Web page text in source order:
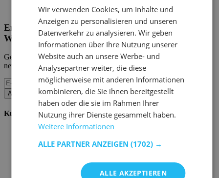
Home Emob|Mein Konto
Erhalten Sie unsere neuen Kollektionen und
Werbeaktionen.
Geben Sie uns Ihre E-Mail und Sie werden monatlich über die
neuesten Ereignisse informiert.
Abonnieren
Kundenservice
Zahlungsmöglichkeiten
Stornieren oder retournieren
Wir verwenden Cookies, um Inhalte und
Anzeigen zu personalisieren und unseren
Datenverkehr zu analysieren. Wir geben
Informationen über Ihre Nutzung unserer
Website auch an unsere Werbe- und
Analysepartner weiter, die diese
möglicherweise mit anderen Informationen
kombinieren, die Sie ihnen bereitgestellt
haben oder die sie im Rahmen Ihrer
Nutzung ihrer Dienste gesammelt haben.
Weitere Informationen
ALLE PARTNER ANZEIGEN (1702) →
ALLE AKZEPTIEREN